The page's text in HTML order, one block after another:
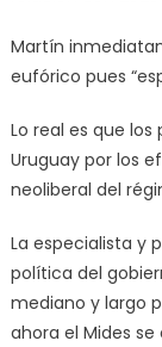
Martín
eufórico pues
Lo real es que
Uruguay por los
neoliberal del
La especialista y
política del
mediano y largo
ahora el Mides